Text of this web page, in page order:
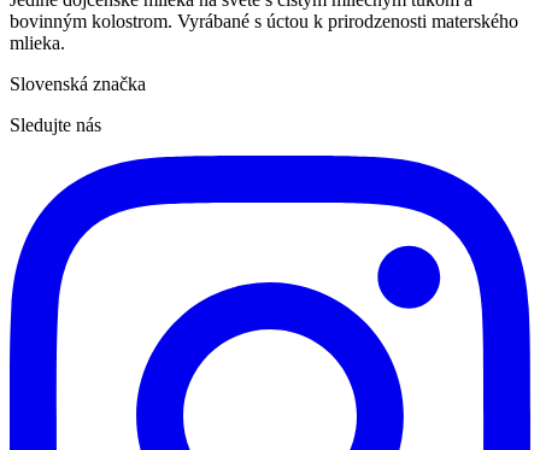
bovinným kolostrom. Vyrábané s úctou k prirodzenosti materského
mlieka.
Slovenská značka
Sledujte nás